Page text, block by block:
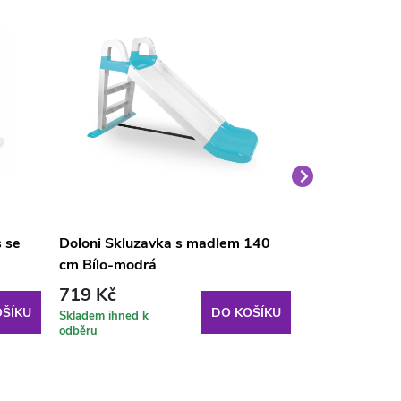
se
Doloni Skluzavka s madlem 140
cm Bílo-modrá
719 Kč
Skladem ihned k
odběru
DO KOŠÍKU